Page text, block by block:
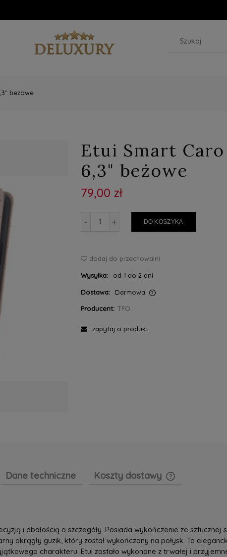
beżowe
Etui Smart Caro
6,3" beżowe
79,00 zł
- + DO KOSZYKA
dodaj do przechowalni
Wysyłka: od 1 do 2 dni
Dostawa: Darmowa
Producent: TFO
zapytaj o produkt
Dane techniczne Koszty dostawy
i dbałością o szczegóły. Posiada wykończenie ze
okrągły guzik, który został wykończony na połysk. To
charakteru. Etui zostało wykonane z trwałej i